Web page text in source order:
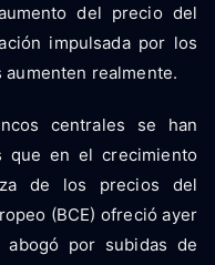
del precio del
impulsada por los
realmente.
centrales se han
que en el crecimiento
de los precios del
(BCE) ofreció ayer
abogó por subidas de